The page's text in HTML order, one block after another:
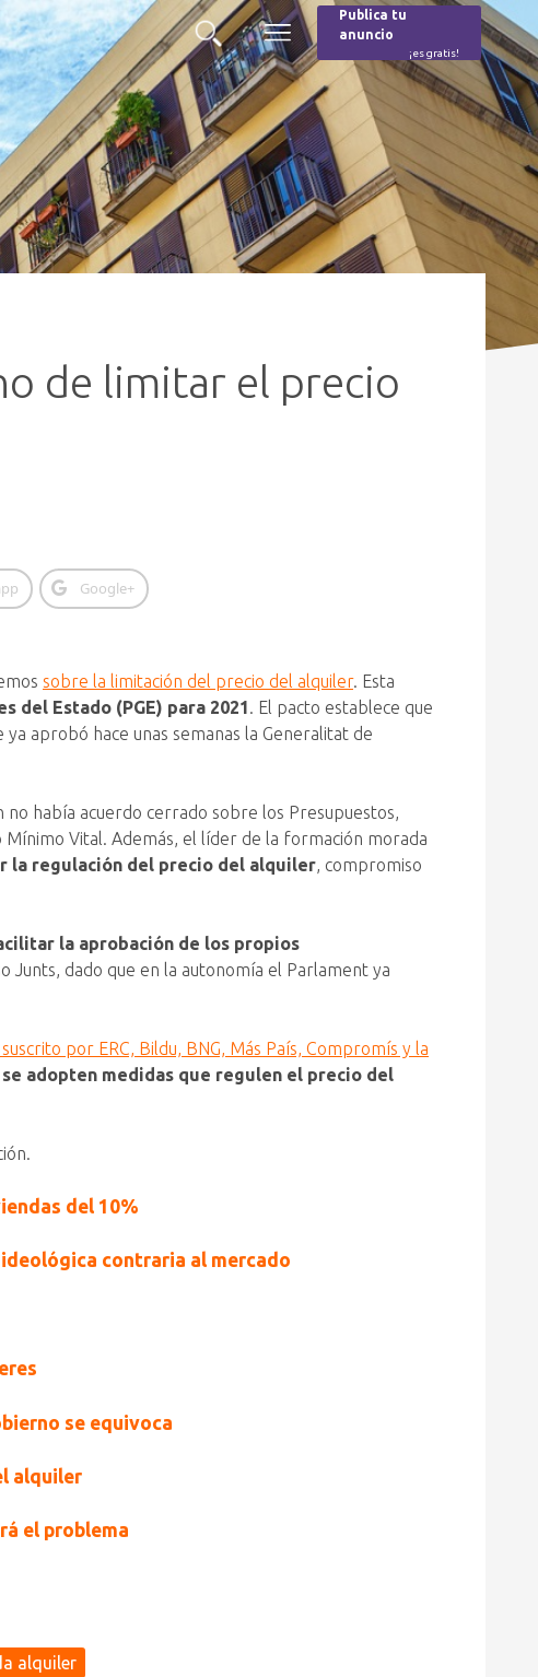
Buscar
Menú
Burger
Publica tu
anuncio
¡es gratis!
de limitar el precio
Google+
sobre la limitación del precio del alquiler. Esta
del Estado (PGE) para 2021. El pacto establece que
aprobó hace unas semanas la Generalitat de
no había acuerdo cerrado sobre los Presupuestos,
Mínimo Vital. Además, el líder de la formación morada
la regulación del precio del alquiler, compromiso
la aprobación de los propios
Junts, dado que en la autonomía el Parlament ya
por ERC, Bildu, BNG, Más País, Compromís y la
se adopten medidas que regulen el precio del
del 10%
contraria al mercado
se equivoca
alquiler
el problema
alquiler